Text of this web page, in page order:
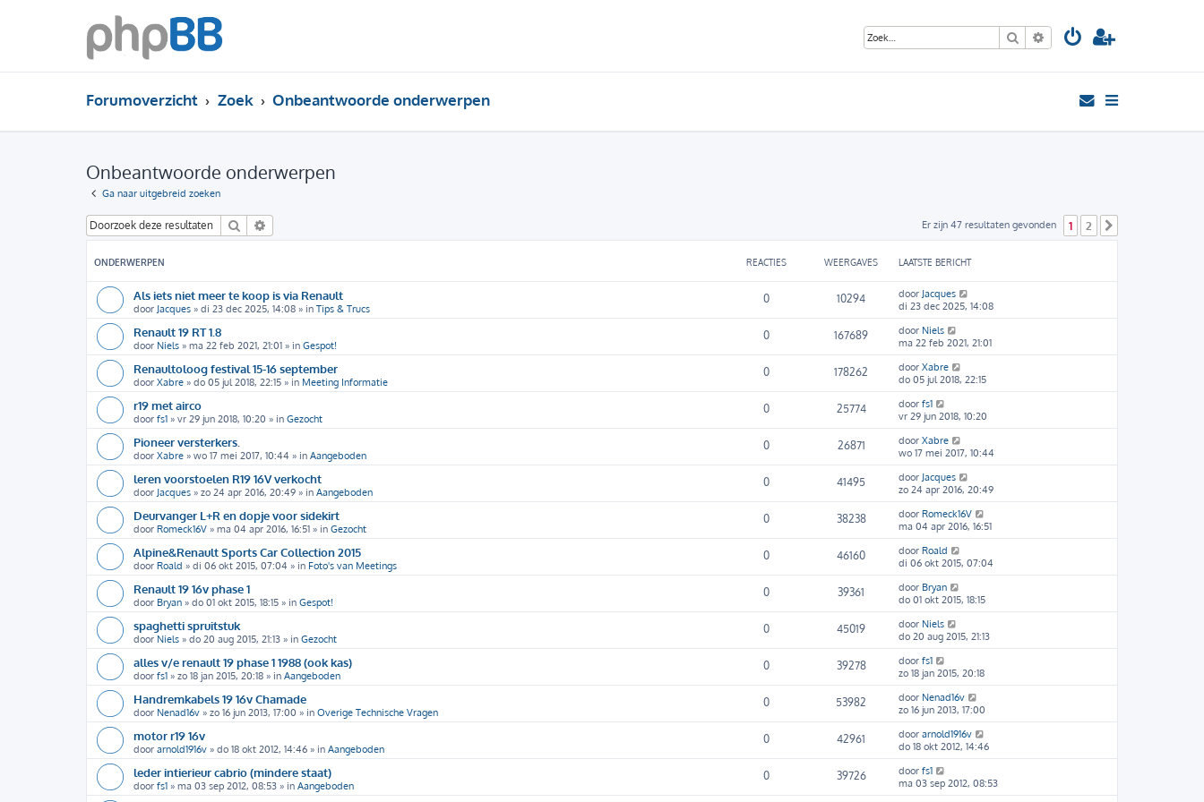
Zoek Uitgebreid zoeken
Forumoverzicht Zoek Onbeantwoorde onderwerpen
Onbeantwoorde onderwerpen
Ga naar uitgebreid zoeken
Zoek Er zijn 47 resultaten gevonden 1 2
ONDERWERPEN REACTIES WEERGAVES LAATSTE BERICHT
Als iets niet meer te koop is via Renault
door Jacques » di 23 dec 2025, 14:08 » in Tips & Trucs
0 10294 door Jacques
di 23 dec 2025, 14:08
Renault 19 RT 1.8
door Niels » ma 22 feb 2021, 21:01 » in Gespot!
0 167689 door Niels
ma 22 feb 2021, 21:01
Renaultoloog festival 15-16 september
door Xabre » do 05 jul 2018, 22:15 » in Meeting Informatie
0 178262 door Xabre
do 05 jul 2018, 22:15
r19 met airco
door fs1 » vr 29 jun 2018, 10:20 » in Gezocht
0 25774 door fs1
vr 29 jun 2018, 10:20
Pioneer versterkers.
door Xabre » wo 17 mei 2017, 10:44 » in Aangeboden
0 26871 door Xabre
wo 17 mei 2017, 10:44
leren voorstoelen R19 16V verkocht
door Jacques » zo 24 apr 2016, 20:49 » in Aangeboden
0 41495 door Jacques
zo 24 apr 2016, 20:49
Deurvanger L+R en dopje voor sidekirt
door Romeck16V » ma 04 apr 2016, 16:51 » in Gezocht
0 38238 door Romeck16V
ma 04 apr 2016, 16:51
Alpine&Renault Sports Car Collection 2015
door Roald » di 06 okt 2015, 07:04 » in Foto's van Meetings
0 46160 door Roald
di 06 okt 2015, 07:04
Renault 19 16v phase 1
door Bryan » do 01 okt 2015, 18:15 » in Gespot!
0 39361 door Bryan
do 01 okt 2015, 18:15
spaghetti spruitstuk
door Niels » do 20 aug 2015, 21:13 » in Gezocht
0 45019 door Niels
do 20 aug 2015, 21:13
alles v/e renault 19 phase 1 1988 (ook kas)
door fs1 » zo 18 jan 2015, 20:18 » in Aangeboden
0 39278 door fs1
zo 18 jan 2015, 20:18
Handremkabels 19 16v Chamade
door Nenad16v » zo 16 jun 2013, 17:00 » in Overige Technische Vragen
0 53982 door Nenad16v
zo 16 jun 2013, 17:00
motor r19 16v
door arnold1916v » do 18 okt 2012, 14:46 » in Aangeboden
0 42961 door arnold1916v
do 18 okt 2012, 14:46
leder intierieur cabrio (mindere staat)
door fs1 » ma 03 sep 2012, 08:53 » in Aangeboden
0 39726 door fs1
ma 03 sep 2012, 08:53